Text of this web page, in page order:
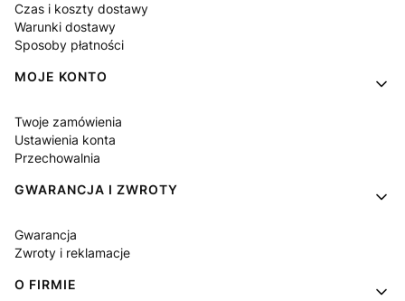
Czas i koszty dostawy
Warunki dostawy
Sposoby płatności
MOJE KONTO
Twoje zamówienia
Ustawienia konta
Przechowalnia
GWARANCJA I ZWROTY
Gwarancja
Zwroty i reklamacje
O FIRMIE